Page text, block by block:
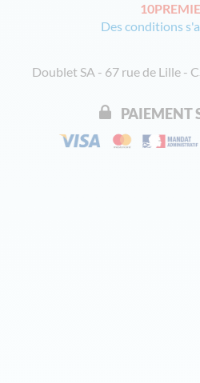
Des conditions
Doublet SA - 67 rue de Lille -
PAIEMENT